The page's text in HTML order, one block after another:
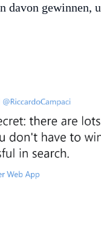
davon gewinnen,